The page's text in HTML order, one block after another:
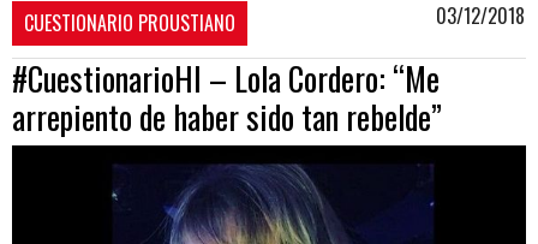
CUESTIONARIO PROUSTIANO 03/12/2018
#CuestionarioHI – Lola Cordero: “Me
arrepiento de haber sido tan rebelde”